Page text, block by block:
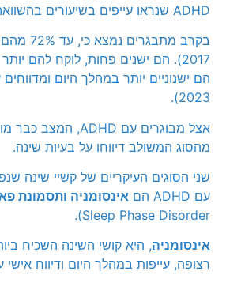
ADHD שנראו עייפים בשיעורים בהשוואה לילדים בלי ADHD.
2017). הם ישנים פחות, לוקח להם
2023).
מהסוג המשולב דיווחו על בעיות שינה.
שני הסוגים העיקריים של קשיי שינה
עם ADHD הם
אינסומניה ותסמונת
Sleep Phase Disorder).
אינסומניה, היא קושי השינה השכיח
רצופה, עייפות במהלך היום ודיווח